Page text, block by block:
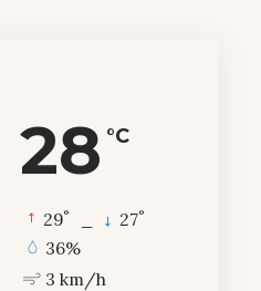
28 °C
29° 27°
36%
3 km/h